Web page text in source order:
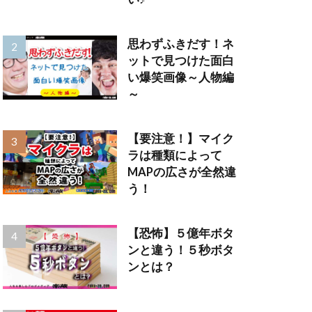
思わずふきだす！ネ
ットで見つけた面白
い爆笑画像～人物編
～
【要注意！】マイク
ラは種類によって
MAPの広さが全然違
う！
【恐怖】５億年ボタ
ンと違う！５秒ボタ
ンとは？